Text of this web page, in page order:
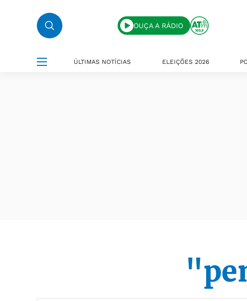
OUÇA A RÁDIO
ÚLTIMAS NOTÍCIAS ELEIÇÕES 2026